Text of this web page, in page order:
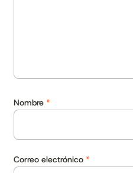
Nombre *
Correo electrónico *